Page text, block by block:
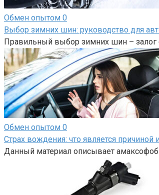
Обмен опытом 0
Выбор зимних шин: руководство для
Правильный выбор зимних шин – залог
Обмен опытом 0
Страх вождения: что является причиной
Данный материал описывает